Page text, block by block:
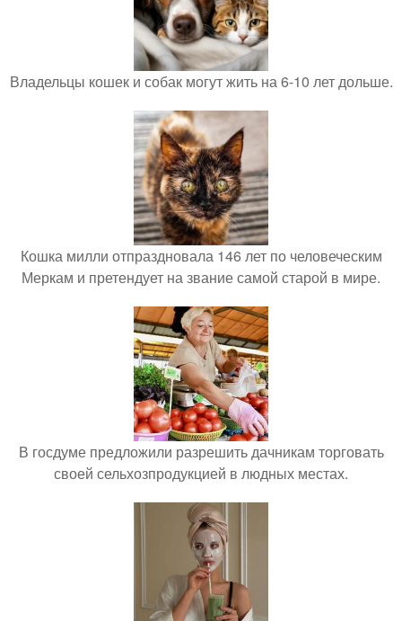
Владельцы кошек и собак могут жить на 6-10 лет дольше.
Кошка милли отпраздновала 146 лет по человеческим
Меркам и претендует на звание самой старой в мире.
В госдуме предложили разрешить дачникам торговать
своей сельхозпродукцией в людных местах.